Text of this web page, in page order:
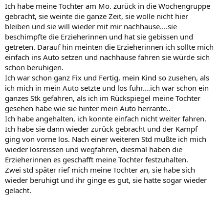
Ich habe meine Tochter am Mo. zurück in die Wochengruppe
gebracht, sie weinte die ganze Zeit, sie wolle nicht hier
bleiben und sie will wieder mit mir nachhause....sie
beschimpfte die Erzieherinnen und hat sie gebissen und
getreten. Darauf hin meinten die Erzieherinnen ich sollte mich
einfach ins Auto setzen und nachhause fahren sie würde sich
schon beruhigen.
Ich war schon ganz Fix und Fertig, mein Kind so zusehen, als
ich mich in mein Auto setzte und los fuhr....ich war schon ein
ganzes Stk gefahren, als ich im Rückspiegel meine Tochter
gesehen habe wie sie hinter mein Auto herrante..
Ich habe angehalten, ich konnte einfach nicht weiter fahren.
Ich habe sie dann wieder zurück gebracht und der Kampf
ging von vorne los. Nach einer weiteren Std mußte ich mich
wieder losreissen und wegfahren, diesmal haben die
Erzieherinnen es geschafft meine Tochter festzuhalten.
Zwei std später rief mich meine Tochter an, sie habe sich
wieder beruhigt und ihr ginge es gut, sie hatte sogar wieder
gelacht.